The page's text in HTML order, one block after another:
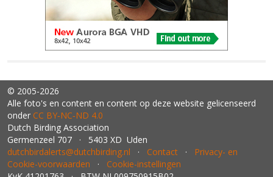
© 2005-2026
Alle foto's en content en content op deze website gelicenseerd
onder CC BY‑NC‑ND 4.0
Dutch Birding Association
Germenzeel 707 · 5403 XD Uden
dutchbirdalerts@dutchbirding.nl · Contact · Privacy- en
Cookie-voorwaarden · Cookie-instellingen